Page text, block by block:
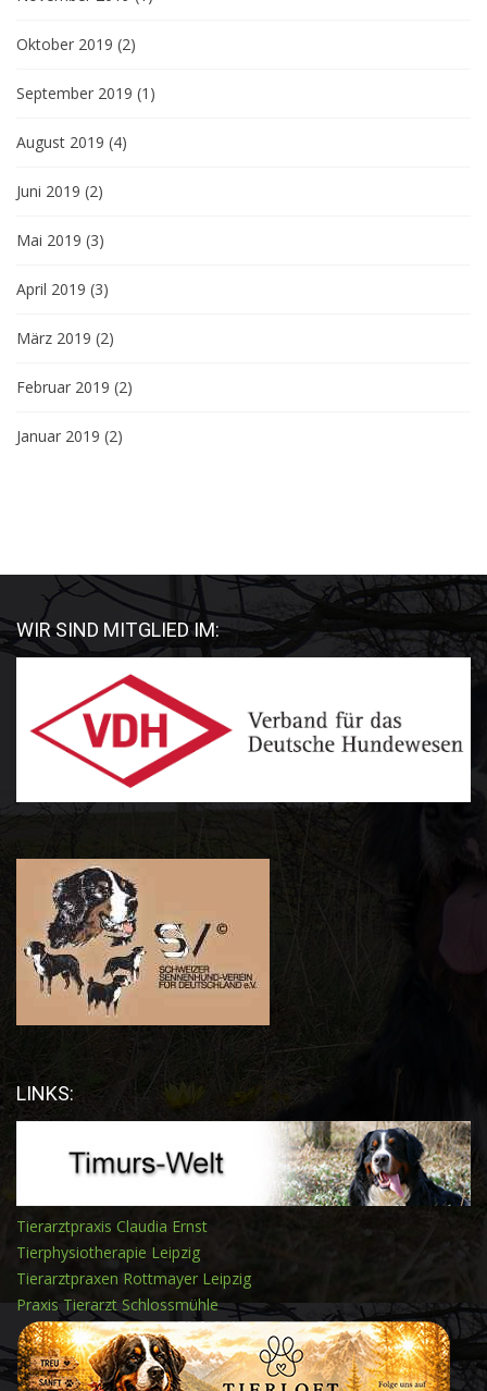
Oktober 2019 (2)
September 2019 (1)
August 2019 (4)
Juni 2019 (2)
Mai 2019 (3)
April 2019 (3)
März 2019 (2)
Februar 2019 (2)
Januar 2019 (2)
WIR SIND MITGLIED IM:
LINKS:
Tierarztpraxis Claudia Ernst
Tierphysiotherapie Leipzig
Tierarztpraxen Rottmayer Leipzig
Praxis Tierarzt Schlossmühle